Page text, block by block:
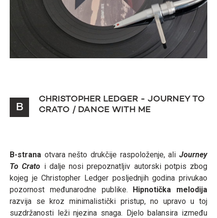
B
CHRISTOPHER LEDGER - JOURNEY TO
CRATO / DANCE WITH ME
B-strana otvara nešto drukčije raspoloženje, aliJourney
To Crato i dalje nosi prepoznatljiv autorski potpis zbog
kojeg je Christopher Ledger posljednjih godina privukao
pozornost međunarodne publike. Hipnotička melodija
razvija se kroz minimalistički pristup, no upravo u toj
suzdržanosti leži njezina snaga. Djelo balansira između